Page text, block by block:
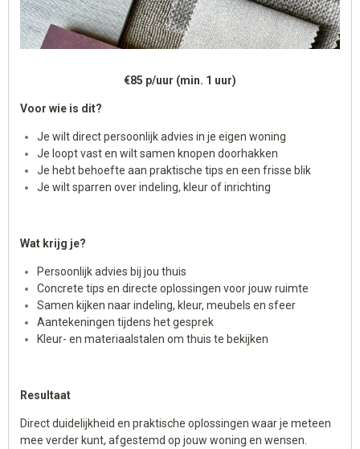
€85 p/uur (min. 1 uur)
Voor wie is dit?
Je wilt direct persoonlijk advies in je eigen woning
Je loopt vast en wilt samen knopen doorhakken
Je hebt behoefte aan praktische tips en een frisse blik
Je wilt sparren over indeling, kleur of inrichting
Wat krijg je?
Persoonlijk advies bij jou thuis
Concrete tips en directe oplossingen voor jouw ruimte
Samen kijken naar indeling, kleur, meubels en sfeer
Aantekeningen tijdens het gesprek
Kleur- en materiaalstalen om thuis te bekijken
Resultaat
Direct duidelijkheid en praktische oplossingen waar je meteen
mee verder kunt, afgestemd op jouw woning en wensen.